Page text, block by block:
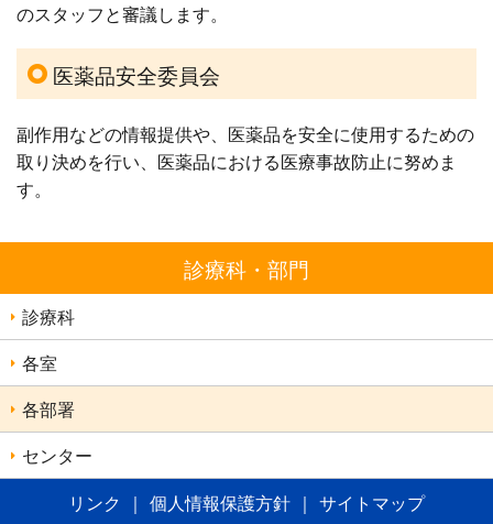
のスタッフと審議します。
医薬品安全委員会
副作用などの情報提供や、医薬品を安全に使用するための
取り決めを行い、医薬品における医療事故防止に努めま
す。
診療科・部門
診療科
各室
各部署
センター
リンク
｜ 個人情報保護方針 ｜ サイトマップ